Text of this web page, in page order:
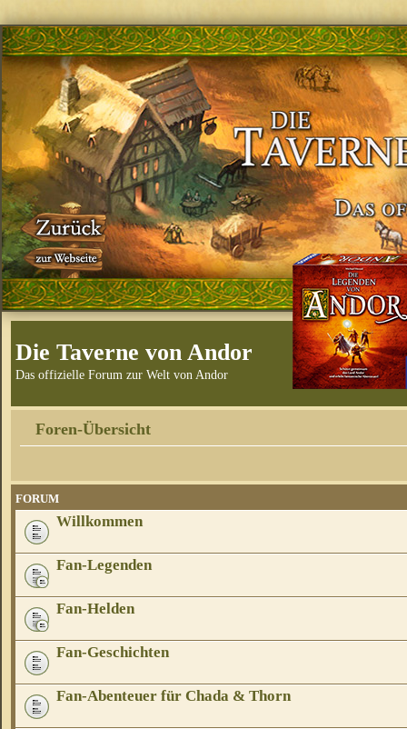
Die Taverne von Andor
Das offizielle Forum zur Welt von Andor
Foren-Übersicht
FORUM
Willkommen
Fan-Legenden
Fan-Helden
Fan-Geschichten
Fan-Abenteuer für Chada & Thorn